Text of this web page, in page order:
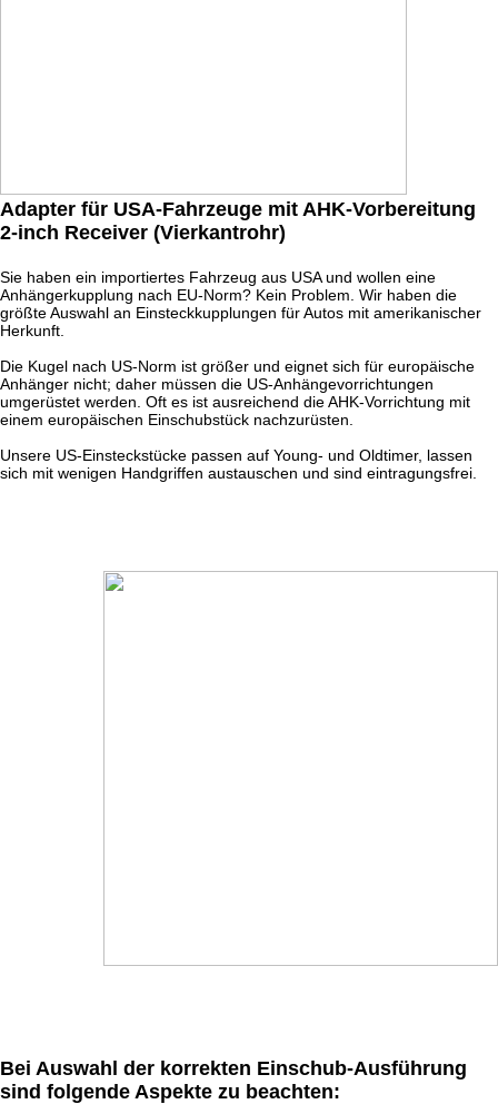
Adapter für USA-Fahrzeuge mit AHK-Vorbereitung
2-inch Receiver (Vierkantrohr)
Sie haben ein importiertes Fahrzeug aus USA und wollen eine
Anhängerkupplung nach EU-Norm? Kein Problem. Wir haben die
größte Auswahl an Einsteckkupplungen für Autos mit amerikanischer
Herkunft.
Die Kugel nach US-Norm ist größer und eignet sich für europäische
Anhänger nicht; daher müssen die US-Anhängevorrichtungen
umgerüstet werden. Oft es ist ausreichend die AHK-Vorrichtung mit
einem europäischen Einschubstück nachzurüsten.
Unsere US-Einsteckstücke passen auf Young- und Oldtimer, lassen
sich mit wenigen Handgriffen austauschen und sind eintragungsfrei.
Bei Auswahl der korrekten Einschub-Ausführung
sind folgende Aspekte zu beachten: